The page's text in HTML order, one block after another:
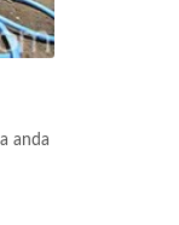
anda